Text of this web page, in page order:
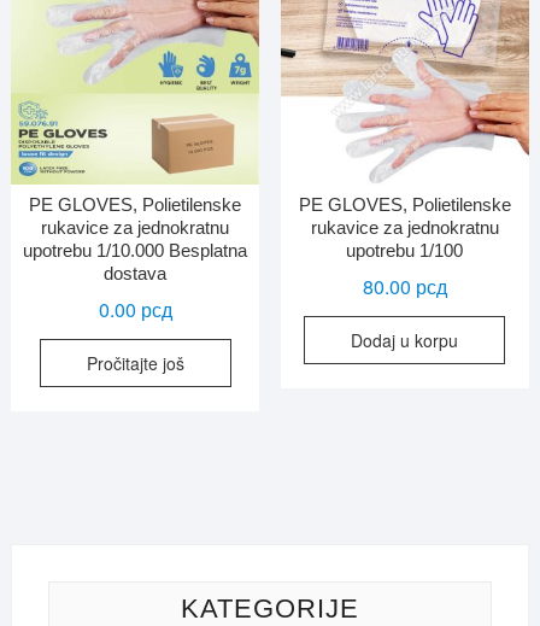
izabrane
na
stranici
proizvoda.
biti
na
PE GLOVES, Polietilenske
rukavice za jednokratnu
upotrebu 1/10.000 Besplatna
dostava
0.00 рсд
Pročitajte još
PE GLOVES, Polietilenske
rukavice za jednokratnu
upotrebu 1/100
80.00 рсд
Dodaj u korpu
KATEGORIJE